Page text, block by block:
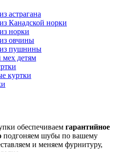
астрагана
Канадской норки
норки
овчины
пушнины
детям
куртки
обеспечиваем гарантийное
подгоняем шубы по вашему
и меняем фурнитуру,